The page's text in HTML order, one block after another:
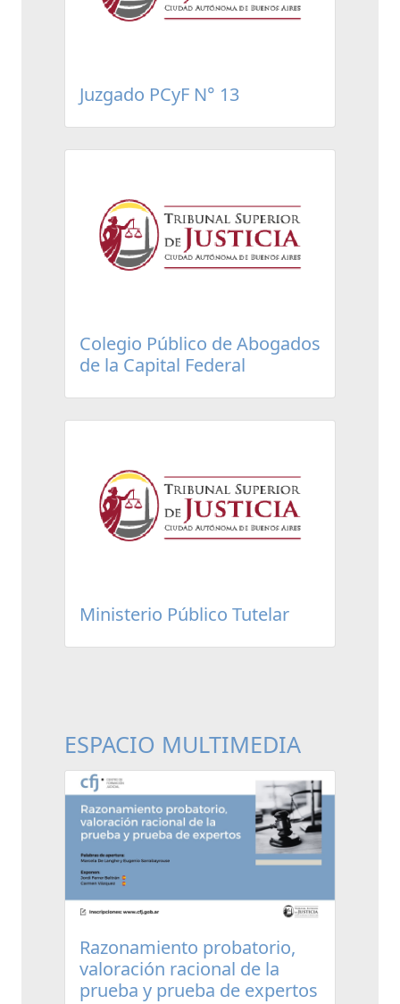
Juzgado PCyF N° 13
Colegio Público de Abogados
de la Capital Federal
Ministerio Público Tutelar
ESPACIO MULTIMEDIA
Razonamiento probatorio,
valoración racional de la
prueba y prueba de expertos